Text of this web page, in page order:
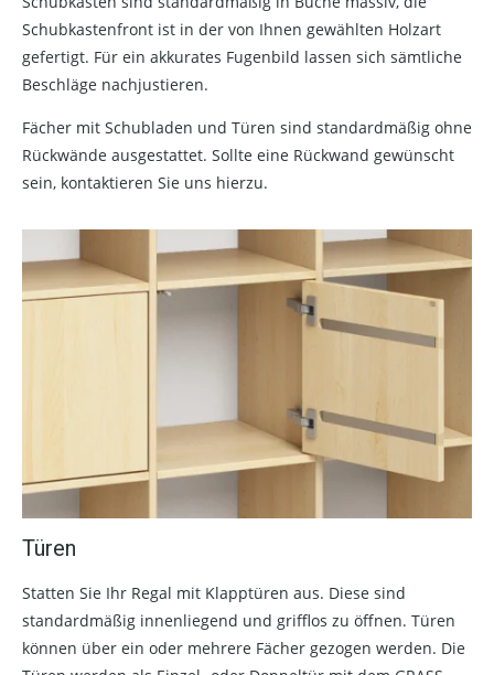
Schubkastenfront ist in der von Ihnen gewählten Holzart
gefertigt. Für ein akkurates Fugenbild lassen sich sämtliche
Beschläge nachjustieren.
Fächer mit Schubladen und Türen sind standardmäßig ohne
Rückwände ausgestattet. Sollte eine Rückwand gewünscht
sein, kontaktieren Sie uns hierzu.
Türen
Statten Sie Ihr Regal mit Klapptüren aus. Diese sind
standardmäßig innenliegend und grifflos zu öffnen. Türen
können über ein oder mehrere Fächer gezogen werden. Die